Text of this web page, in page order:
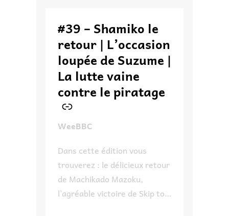
#39 – Shamiko le
retour | L’occasion
loupée de Suzume |
La lutte vaine
contre le piratage
–
WeeBBC
Dans cette édition vous
trouverez : le délicieux retour
de Machikado Mazoku,
l’agréable victoire de Skip to